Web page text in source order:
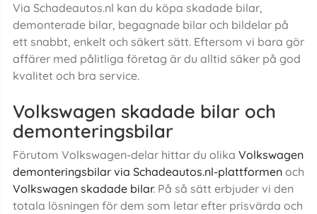
Via Schadeautos.nl kan du köpa skadade bilar,
demonterade bilar, begagnade bilar och bildelar på
ett snabbt, enkelt och säkert sätt. Eftersom vi bara gör
affärer med pålitliga företag är du alltid säker på god
kvalitet och bra service.
Volkswagen skadade bilar och
demonteringsbilar
Förutom Volkswagen-delar hittar du olika Volkswagen
demonteringsbilar via Schadeautos.nl-plattformenoch
Volkswagen skadade bilar. På så sätt erbjuder vi den
totala lösningen för dem som letar efter prisvärda och